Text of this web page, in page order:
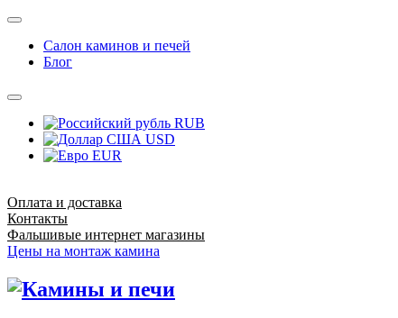
Салон каминов и печей
Блог
RUB
USD
EUR
Оплата и доставка
Контакты
Фальшивые интернет магазины
Цены на монтаж камина